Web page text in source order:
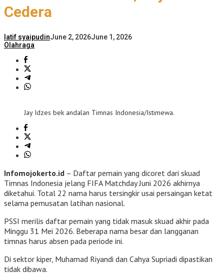
Cedera
latif syaipudinJune 2, 2026June 1, 2026
Olahraga
Jay Idzes bek andalan Timnas Indonesia/Istimewa.
Infomojokerto.id – Daftar pemain yang dicoret dari skuad
Timnas Indonesia jelang FIFA Matchday Juni 2026 akhirnya
diketahui. Total 22 nama harus tersingkir usai persaingan ketat
selama pemusatan latihan nasional.
PSSI merilis daftar pemain yang tidak masuk skuad akhir pada
Minggu 31 Mei 2026. Beberapa nama besar dan langganan
timnas harus absen pada periode ini.
Di sektor kiper, Muhamad Riyandi dan Cahya Supriadi dipastikan
tidak dibawa.